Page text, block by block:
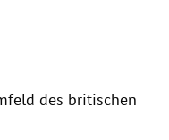
des britischen